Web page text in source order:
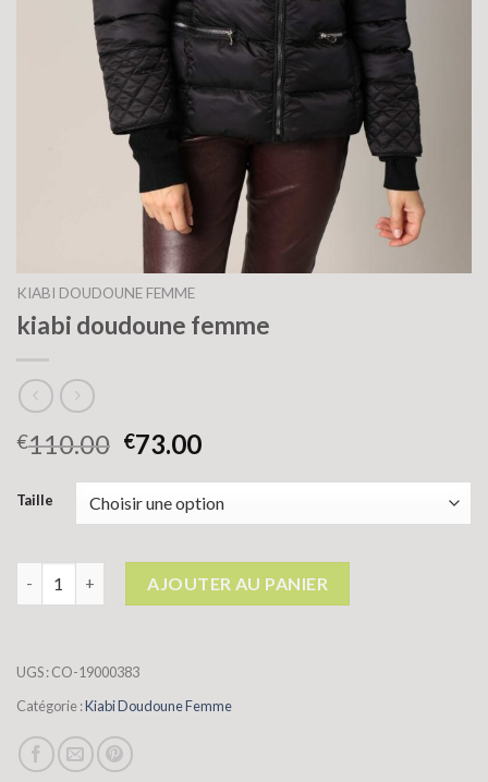
KIABI DOUDOUNE FEMME
kiabi doudoune femme
€110.00 €73.00
Taille
AJOUTER AU PANIER
UGS :CO-19000383
Catégorie :Kiabi Doudoune Femme